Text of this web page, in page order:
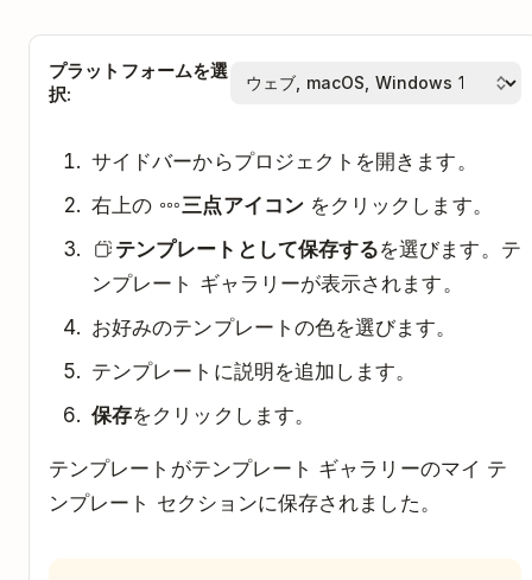
プラットフォームを選
択:
サイドバーからプロジェクトを開きます。
右上の
三点アイコンをクリックします。
テンプレートとして保存するを選びます。テ
ンプレート ギャラリーが表示されます。
お好みのテンプレートの色を選びます。
テンプレートに説明を追加します。
保存をクリックします。
テンプレートがテンプレート ギャラリーのマイ テ
ンプレート セクションに保存されました。